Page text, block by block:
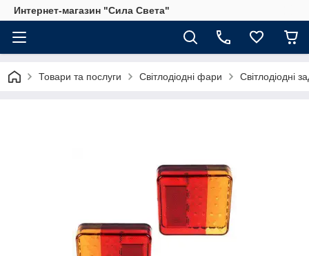
Интернет-магазин "Сила Света"
Товари та послуги Світлодіодні фари Світлодіодні